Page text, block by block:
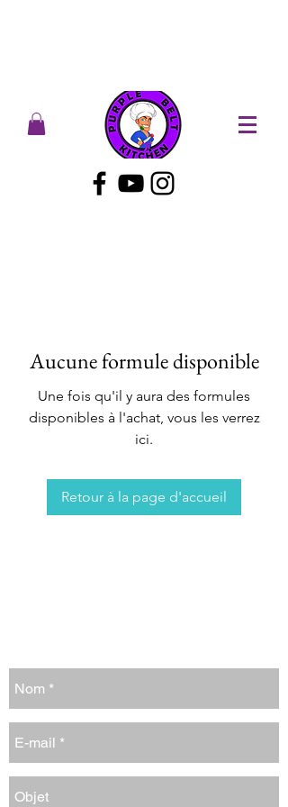
Aucune formule disponible
Une fois qu'il y aura des formules
disponibles à l'achat, vous les verrez
ici.
Retour à la page d'accueil